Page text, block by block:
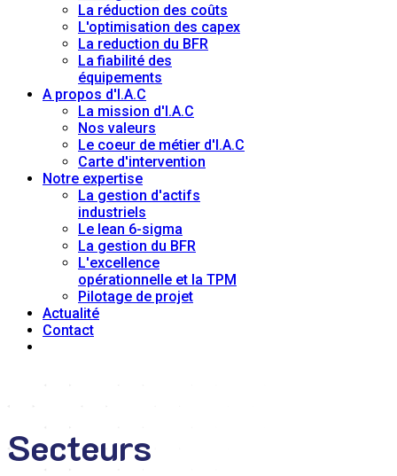
La réduction des coûts
L'optimisation des capex
La reduction du BFR
La fiabilité des
équipements
A propos d'I.A.C
La mission d'I.A.C
Nos valeurs
Le coeur de métier d'I.A.C
Carte d'intervention
Notre expertise
La gestion d'actifs
industriels
Le lean 6-sigma
La gestion du BFR
L'excellence
opérationnelle et la TPM
Pilotage de projet
Actualité
Contact
Secteurs